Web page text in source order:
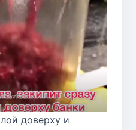
доверху и